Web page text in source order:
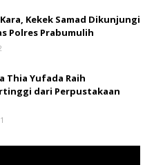
Kekek Samad Dikunjungi
Polres Prabumulih
Thia Yufada Raih
dari Perpustakaan